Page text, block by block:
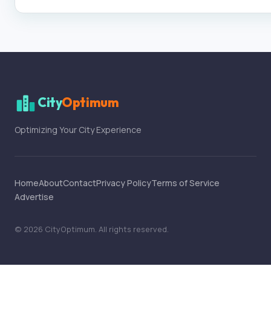
CityOptimum
Optimizing Your City Experience
HomeAboutContactPrivacy PolicyTerms of Service
Advertise
© 2026 CityOptimum. All rights reserved.